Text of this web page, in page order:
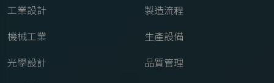
工業設計
機械工業
光學設計
製造流程
生產設備
品質管理